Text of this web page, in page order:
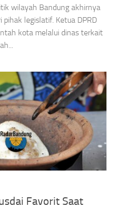
wilayah Bandung akhirnya
legislatif. Ketua DPRD
kota melalui dinas terkait
Favorit Saat